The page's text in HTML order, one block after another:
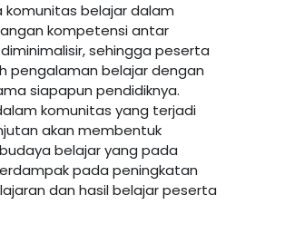
komunitas belajar dalam
kompetensi antar
sehingga peserta
pengalaman belajar dengan
siapapun pendidiknya.
komunitas yang terjadi
akan membentuk
belajar yang pada
pada peningkatan
dan hasil belajar peserta